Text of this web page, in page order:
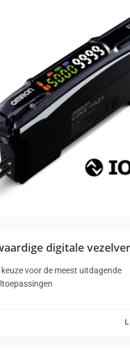
digitale
keuze voor de meest uitdagende